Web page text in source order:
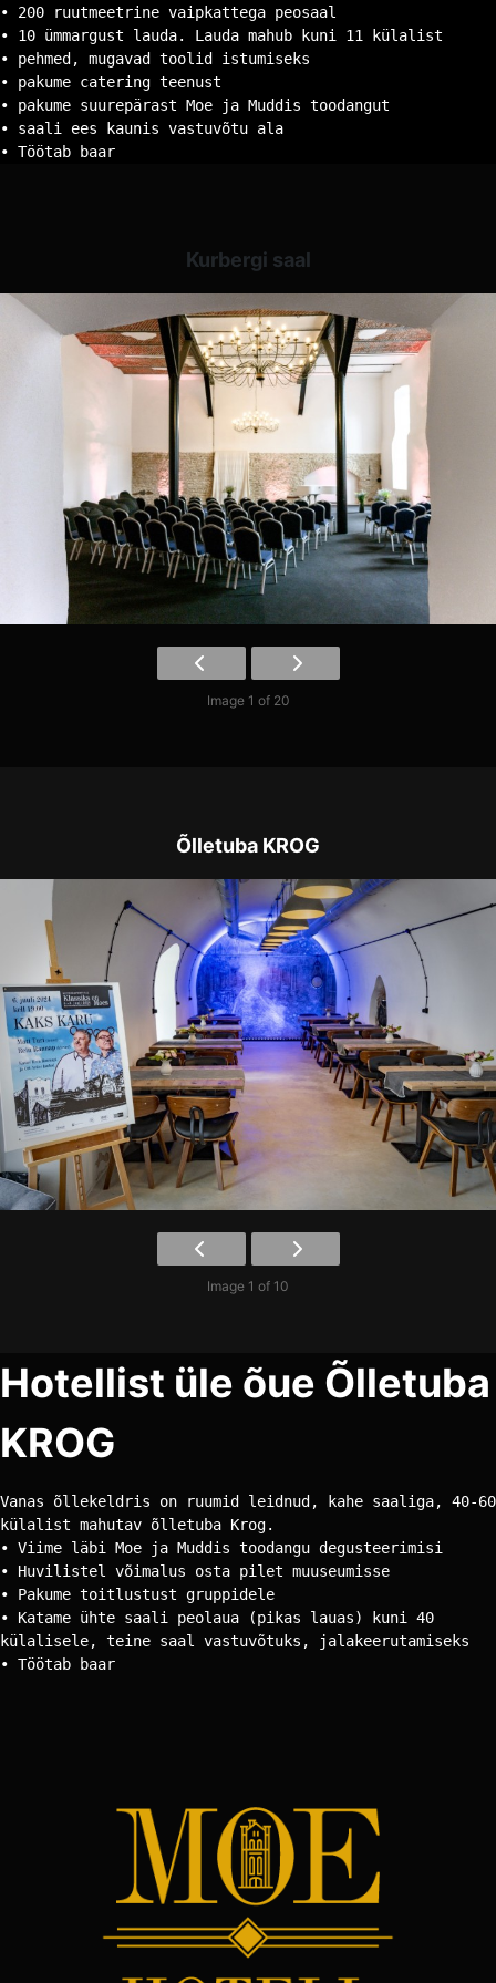
• 200 ruutmeetrine vaipkattega peosaal
• 10 ümmargust lauda. Lauda mahub kuni 11 külalist
• pehmed, mugavad toolid istumiseks
• pakume catering teenust
• pakume suurepärast Moe ja Muddis toodangut
• saali ees kaunis vastuvõtu ala
• Töötab baar
Kurbergi saal
Image 1 of 20
Õlletuba KROG
Image 1 of 10
Hotellist üle õue Õlletuba
KROG
Vanas õllekeldris on ruumid leidnud, kahe saaliga, 40-60
külalist mahutav õlletuba Krog.
• Viime läbi Moe ja Muddis toodangu degusteerimisi
• Huvilistel võimalus osta pilet muuseumisse
• Pakume toitlustust gruppidele
• Katame ühte saali peolaua (pikas lauas) kuni 40
külalisele, teine saal vastuvõtuks, jalakeerutamiseks
• Töötab baar